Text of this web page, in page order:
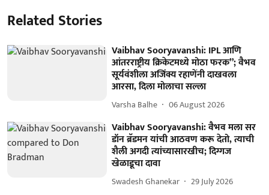
Related Stories
Vaibhav Sooryavanshi: IPL आणि
आंतरराष्ट्रीय क्रिकेटमध्ये मोठा फरक”; वैभव
सूर्यवंशीला अजिंक्य रहाणेंनी दाखवला
आरसा, दिला मोलाचा सल्ला
Varsha Balhe 06 August 2026
Vaibhav Sooryavanshi: वैभव मला सर
डॉन ब्रॅडमन यांची आठवण करू देतो, त्याची
शैली अगदी त्यांच्यासारखीच; दिग्गज
खेळाडूचा दावा
Swadesh Ghanekar 29 July 2026